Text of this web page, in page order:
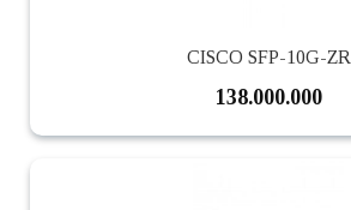
CISCO SFP-10G-ZR
138.000.000